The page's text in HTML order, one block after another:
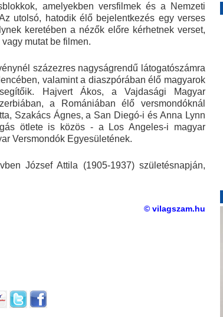
amelyekben versfilmek és a Nemzeti
utolsó, hatodik élő bejelentkezés egy verses
keretében a nézők előre kérhetnek verset,
mutat be filmen.
százezres nagyságrendű látogatószámra
valamint a diaszpórában élő magyarok
Hajvert Ákos, a Vajdasági Magyar
a Romániában élő versmondóknál
Szakács Ágnes, a San Diegó-i és Anna Lynn
ötlete is közös - a Los Angeles-i magyar
Versmondók Egyesületének.
József Attila (1905-1937) születésnapján,
© vilagszam.hu